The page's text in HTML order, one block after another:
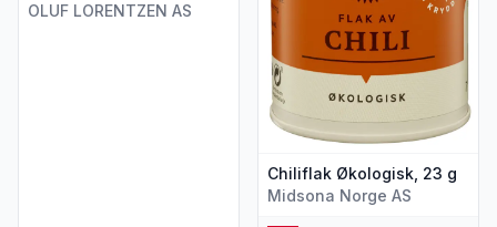
OLUF LORENTZEN AS
Chiliflak Økologisk, 23 g
Midsona Norge AS